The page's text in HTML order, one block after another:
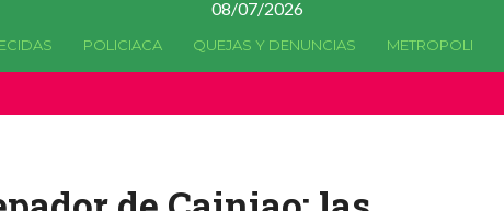
08/07/2026
POLICIACA QUEJAS Y DENUNCIAS METROPOLI
quedado